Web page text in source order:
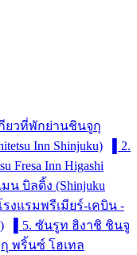
ยวที่พักย่านชินจูกุ
Inn Shinjuku)
▌2.
Fresa Inn Higashi
น บิลดิ้ง (Shinjuku
รงแรมพรีเมียร์-เคบิน -
▌5. ซันรูท ฮิงาชิ ชินจู
กุ พริ้นซ์ โฮเทล